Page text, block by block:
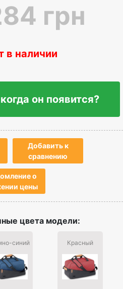
грн
в наличии
он появится?
Добавить к
сравнению
о
цены
цвета модели:
синий Красный